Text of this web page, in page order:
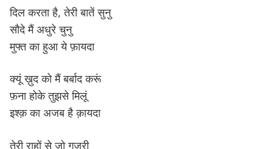
दिल करता है, तेरी बातें सुनु
सौदे मैं अधुरे चुनु
मुफ्त का हुआ ये फ़ायदा
क्यूं ख़ुद को मैं बर्बाद करूं
फ़ना होके तुझसे मिलूं
इश्क़ का अजब है क़ायदा